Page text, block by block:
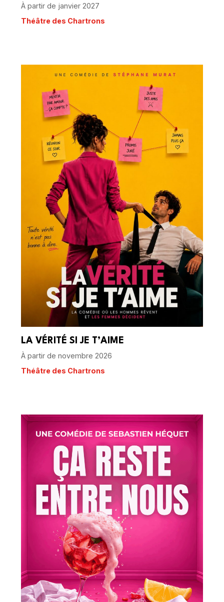
À partir de janvier 2027
Théâtre des Chartrons
LA VÉRITÉ SI JE T’AIME
À partir de novembre 2026
Théâtre des Chartrons